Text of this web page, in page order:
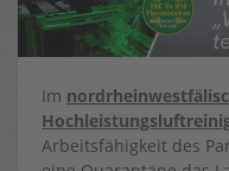
Im
Arbeitsfähigkeit des